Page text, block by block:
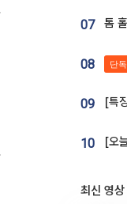
07
08 단독
09
10
최신 영상